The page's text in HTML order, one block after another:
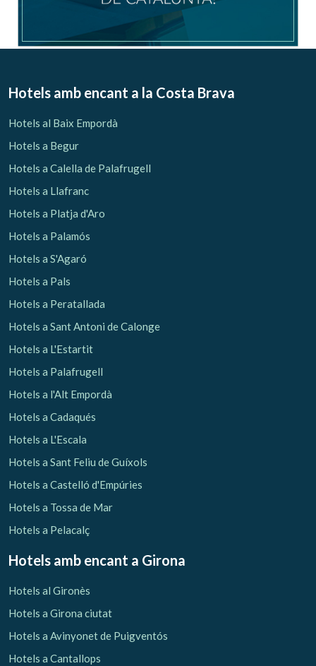
Hotels amb encant a la Costa Brava
Hotels al Baix Empordà
Hotels a Begur
Hotels a Calella de Palafrugell
Hotels a Llafranc
Hotels a Platja d'Aro
Hotels a Palamós
Hotels a S'Agaró
Hotels a Pals
Hotels a Peratallada
Hotels a Sant Antoni de Calonge
Hotels a L'Estartit
Hotels a Palafrugell
Hotels a l'Alt Empordà
Hotels a Cadaqués
Hotels a L'Escala
Hotels a Sant Feliu de Guíxols
Hotels a Castelló d'Empúries
Hotels a Tossa de Mar
Hotels a Pelacalç
Hotels amb encant a Girona
Hotels al Gironès
Hotels a Girona ciutat
Hotels a Avinyonet de Puigventós
Hotels a Cantallops